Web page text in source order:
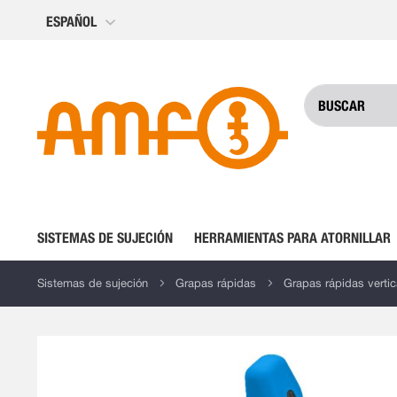
ESPAÑOL
SISTEMAS DE SUJECIÓN HERRAMIENTAS PARA ATORNILLAR
Sistemas de sujeción Grapas rápidas Grapas rápidas